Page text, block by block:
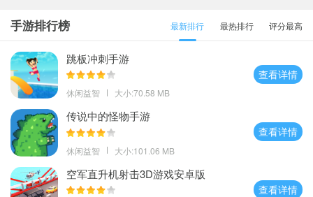
手游排行榜 最新排行 最热排行 评分最高
跳板冲刺手游
休闲益智 大小:70.58 MB
查看详情
传说中的怪物手游
休闲益智 大小:101.06 MB
查看详情
空军直升机射击3D游戏安卓版
查看详情